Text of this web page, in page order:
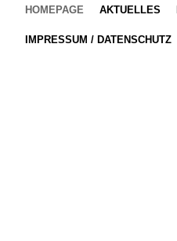
HOMEPAGE AKTUELLES
IMPRESSUM / DATENSCHUTZ